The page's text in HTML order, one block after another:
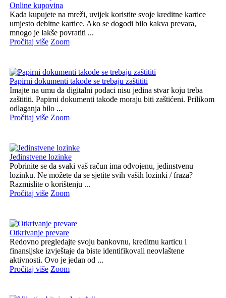
Online kupovina
Kada kupujete na mreži, uvijek koristite svoje kreditne kartice
umjesto debitne kartice. Ako se dogodi bilo kakva prevara,
mnogo je lakše povratiti ...
Pročitaj više Zoom
Papirni dokumenti takođe se trebaju zaštititi
Imajte na umu da digitalni podaci nisu jedina stvar koju treba
zaštititi. Papirni dokumenti takođe moraju biti zaštićeni. Prilikom
odlaganja bilo ...
Pročitaj više Zoom
Jedinstvene lozinke
Pobrinite se da svaki vaš račun ima odvojenu, jedinstvenu
lozinku. Ne možete da se sjetite svih vaših lozinki / fraza?
Razmislite o korištenju ...
Pročitaj više Zoom
Otkrivanje prevare
Redovno pregledajte svoju bankovnu, kreditnu karticu i
finansijske izvještaje da biste identifikovali neovlaštene
aktivnosti. Ovo je jedan od ...
Pročitaj više Zoom